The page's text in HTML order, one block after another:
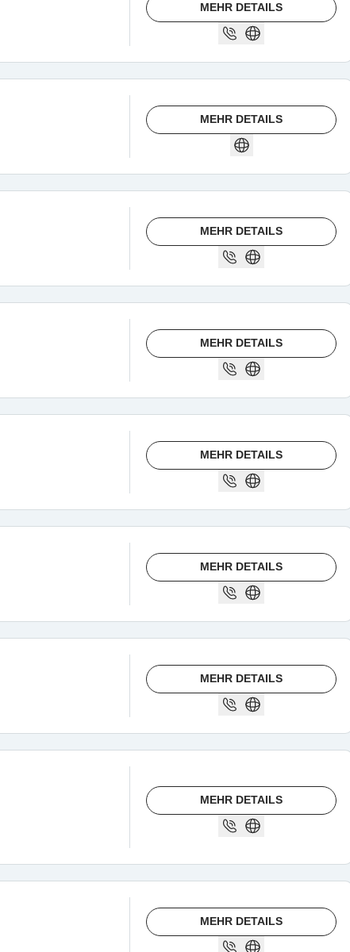
MEHR DETAILS
MEHR DETAILS
MEHR DETAILS
MEHR DETAILS
MEHR DETAILS
MEHR DETAILS
MEHR DETAILS
MEHR DETAILS
MEHR DETAILS